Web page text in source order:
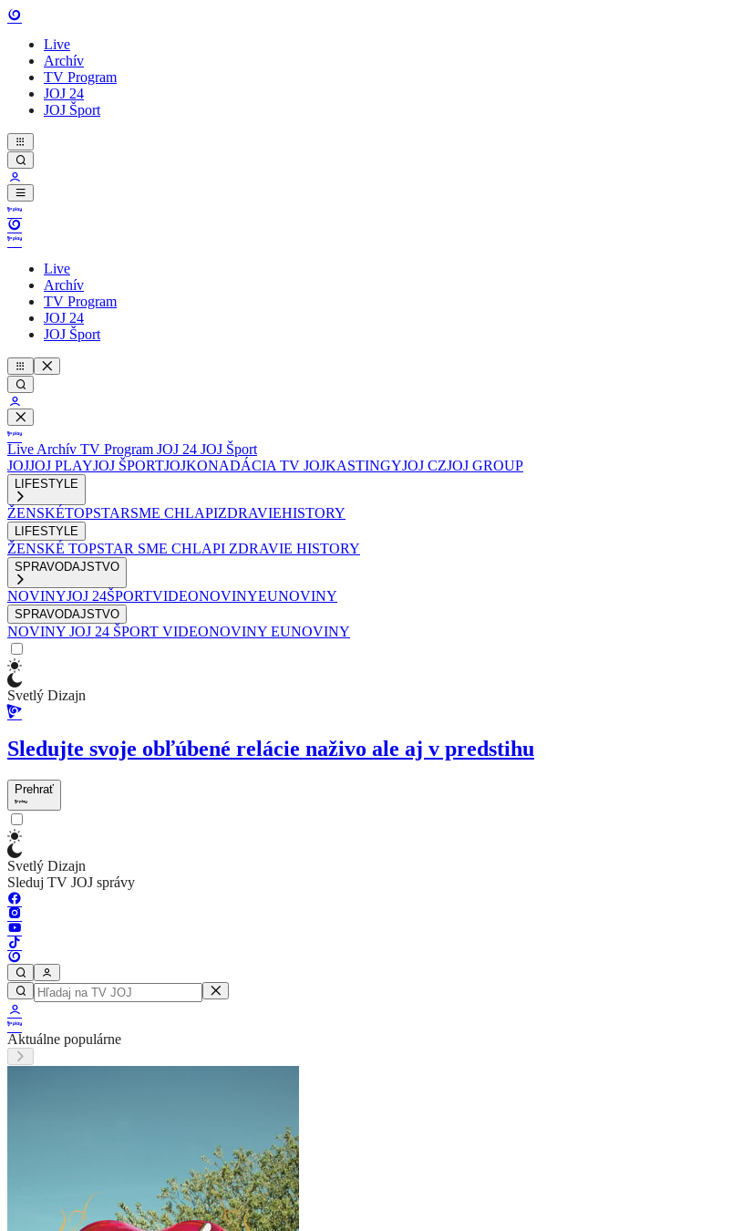
Live
Archív
TV Program
JOJ 24
JOJ Šport
Live
Archív
TV Program
JOJ 24
JOJ Šport
Live Archív TV Program JOJ 24 JOJ Šport
JOJJOJ PLAYJOJ ŠPORTJOJKONADÁCIA TV JOJKASTINGYJOJ CZJOJ GROUP
LIFESTYLE
ŽENSKÉTOPSTARSME CHLAPIZDRAVIEHISTORY
LIFESTYLE
ŽENSKÉ TOPSTAR SME CHLAPI ZDRAVIE HISTORY
SPRAVODAJSTVO
NOVINYJOJ 24ŠPORTVIDEONOVINYEUNOVINY
SPRAVODAJSTVO
NOVINY JOJ 24 ŠPORT VIDEONOVINY EUNOVINY
Svetlý Dizajn
Sledujte svoje obľúbené relácie naživo ale aj v predstihu
Prehrať
Svetlý Dizajn
Sleduj TV JOJ správy
Aktuálne populárne